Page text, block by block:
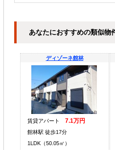
あなたにおすすめの類似物
ディゾーネ館林
賃貸アパート 7.1万円
館林駅 徒歩17分
1LDK（50.05㎡）